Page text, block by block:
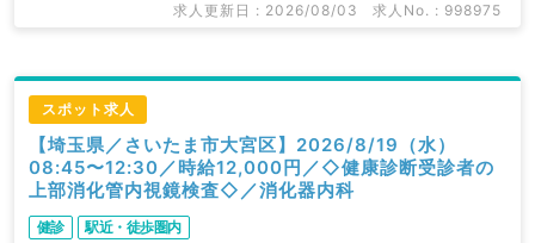
求人更新日 : 2026/08/03 求人No. : 998975
スポット求人
【埼玉県／さいたま市大宮区】2026/8/19（水）
08:45〜12:30／時給12,000円／◇健康診断受診者の
上部消化管内視鏡検査◇／消化器内科
健診 駅近・徒歩圏内